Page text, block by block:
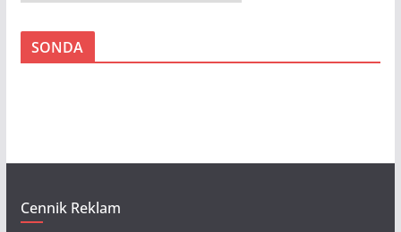
c
SONDA
Cennik Reklam